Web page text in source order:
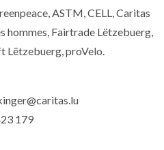
ASTM, CELL, Caritas
hommes, Fairtrade Lëtzebuerg,
Lëtzebuerg, proVelo.
179